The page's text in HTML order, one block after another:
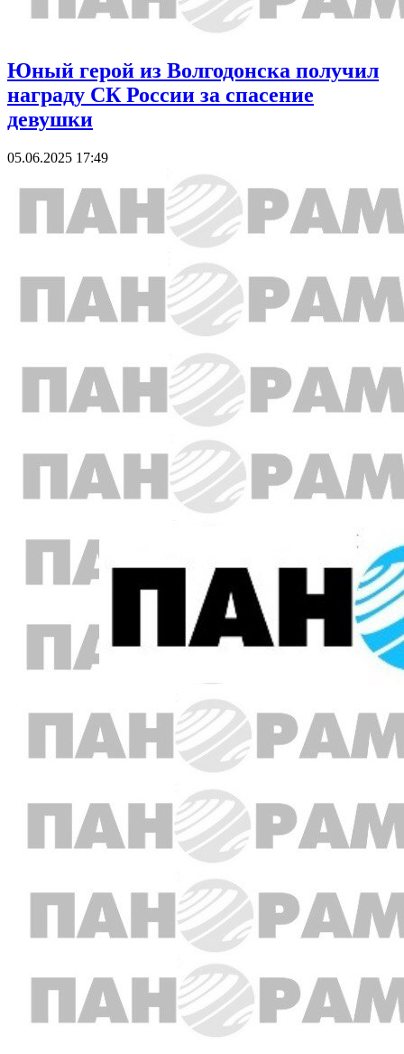
Юный герой из Волгодонска получил
награду СК России за спасение
девушки
05.06.2025 17:49